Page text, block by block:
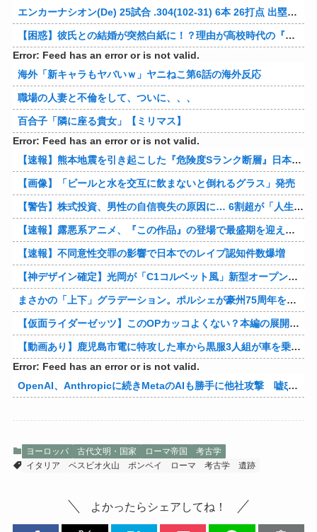
エンカーナシオン(De) 25試合 .304(102-31) 6本 26打点 出塁率.311 OPS.831 wRC+137 WAR+0.7
【困惑】彼氏との結婚が突然白紙に！？理由が高校時代の『アレ』だったｗｗｗｗ 他
Error: Feed has an error or is not valid.
海外「新キャラもヤバいｗ」ヤニねこ第6話の海外反応
職場の人妻と不倫をして、ついに、、、
百合子「隣に座る貴女」【ミリマス】
Error: Feed has an error or is not valid.
【速報】熊本地震を引き起こした『危険度Sランク断層』日本のド真ん中に10カ所もあると判明
【画像】「ビールと水を交互に飲まないと倒れるグラス」発売
【警告】株式投資、男性の自信喪失の原因に… 6割超が「人生の敗者」自認
【速報】露悪系アニメ、『この作品』の登場で最盛期を迎えてしまう…
【速報】不同意性交罪の影響で日本でのレイプ認知件数爆増
【神デザイン確定】光岡が「C1コルベット風」新型オープンカーの最新ティーザー画像を公開、マツダ・ロードスターの信頼性にレトロな外観がドッキング
まさかの「上下」グラデーション。ポルシェが豪州75周年を祝う特別モデル「911 Turbo S Land Down Under」を発表、1951年の「見果てぬ夢」が内外装に再現
【仮面ライダーゼッツ】このOPカッコよくない？本編の展開ちゃんと反映してて完成度高いし
【動画あり】鹿児島市電に特攻した車から黒服3人組が車を乗り捨てて逃走
Error: Feed has an error or is not valid.
OpenAI、Anthropicに続きMetaのAIも勝手に他社攻撃 嘘ξけど何これ流行ってんの？
ヨーロッパ 古代文明・国家 ローマ帝国
考古学
イタリア
ベスビオ火山 ポンペイ ローマ 考古学 遺跡
よかったらシェアしてね！